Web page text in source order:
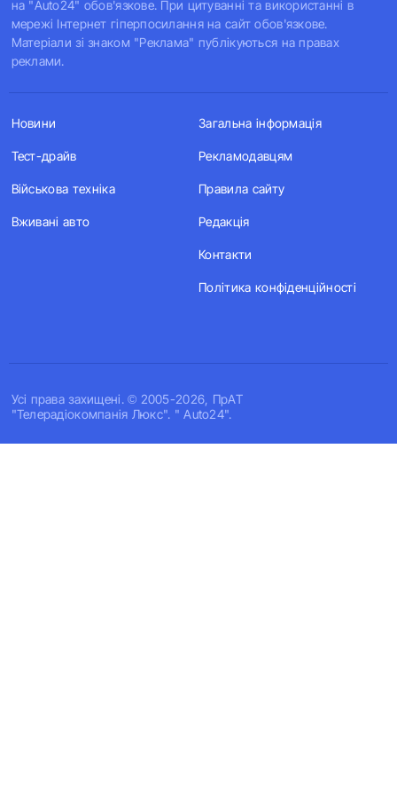
на "Auto24" обов'язкове. При цитуванні та використанні в
мережі Інтернет гіперпосилання на сайт обов'язкове.
Матеріали зі знаком "Реклама" публікуються на правах
реклами.
Усi права захищенi. © 2005-2026, ПрАТ
"Телерадіокомпанія Люкс". " Auto24".
Новини
Тест-драйв
Військова техніка
Вживані авто
Загальна інформація
Рекламодавцям
Правила сайту
Редакція
Контакти
Політика конфіденційності